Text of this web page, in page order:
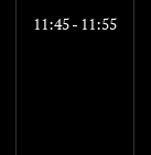
11:45 - 11:55